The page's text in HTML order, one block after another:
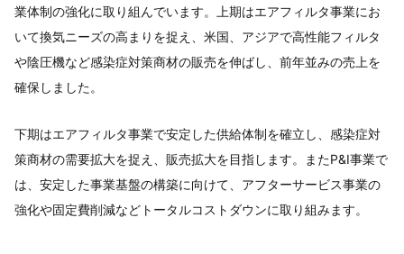
業体制の強化に取り組んでいます。上期はエアフィルタ事業にお
いて換気ニーズの高まりを捉え、米国、アジアで高性能フィルタ
や陰圧機など感染症対策商材の販売を伸ばし、前年並みの売上を
確保しました。
下期はエアフィルタ事業で安定した供給体制を確立し、感染症対
策商材の需要拡大を捉え、販売拡大を目指します。またP&I事業で
は、安定した事業基盤の構築に向けて、アフターサービス事業の
強化や固定費削減などトータルコストダウンに取り組みます。